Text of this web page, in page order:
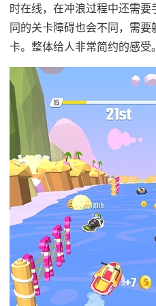
时在线，在冲浪过程中还需
同的关卡障碍也会不同，需
卡。整体给人非常简约的感受。